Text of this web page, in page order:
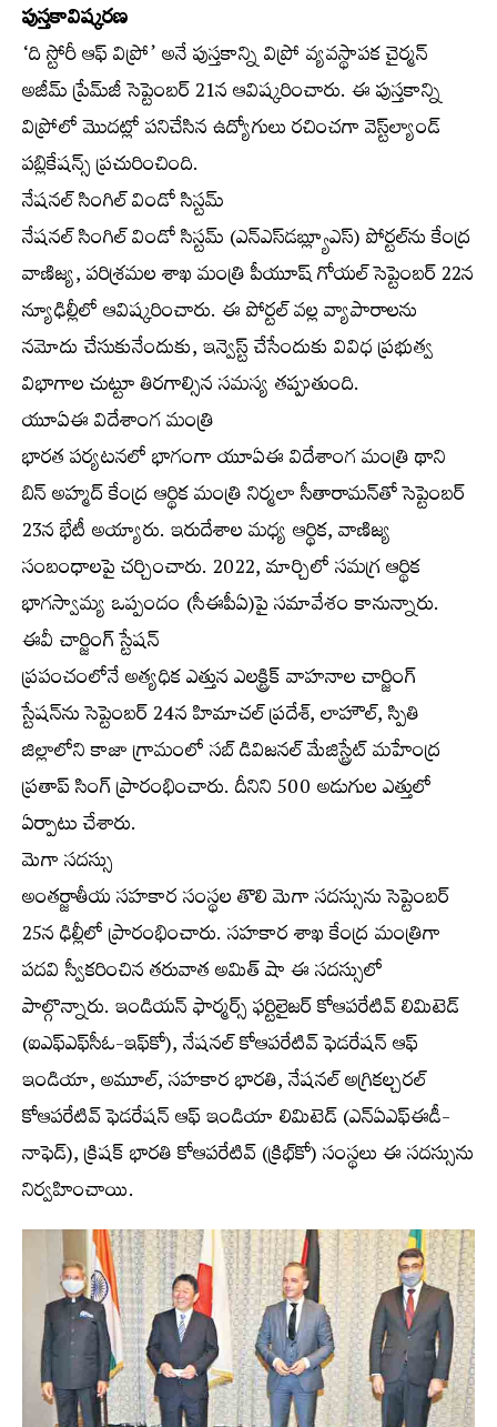
పుస్తకావిష్కరణ
‘ది స్టోరీ ఆఫ్‌ విప్రో’ అనే పుస్తకాన్ని విప్రో వ్యవస్థాపక చైర్మన్‌
అజీమ్‌ ప్రేమ్‌జీ సెప్టెంబర్‌ 21న ఆవిష్కరించారు. ఈ పుస్తకాన్ని
విప్రోలో మొదట్లో పనిచేసిన ఉద్యోగులు రచించగా వెస్ట్‌ల్యాండ్‌
పబ్లికేషన్స్‌ ప్రచురించింది.
నేషనల్‌ సింగిల్‌ విండో సిస్టమ్‌
నేషనల్‌ సింగిల్‌ విండో సిస్టమ్‌ (ఎన్‌ఎస్‌డబ్ల్యూఎస్‌) పోర్టల్‌ను కేంద్ర
వాణిజ్య, పరిశ్రమల శాఖ మంత్రి పీయూష్‌ గోయల్‌ సెప్టెంబర్‌ 22న
న్యూఢిల్లీలో ఆవిష్కరించారు. ఈ పోర్టల్‌ వల్ల వ్యాపారాలను
నమోదు చేసుకునేందుకు, ఇన్వెస్ట్‌ చేసేందుకు వివిధ ప్రభుత్వ
విభాగాల చుట్టూ తిరగాల్సిన సమస్య తప్పుతుంది.
యూఏఈ విదేశాంగ మంత్రి
భారత పర్యటనలో భాగంగా యూఏఈ విదేశాంగ మంత్రి థాని
బిన్‌ అహ్మద్‌ కేంద్ర ఆర్థిక మంత్రి నిర్మలా సీతారామన్‌తో సెప్టెంబర్‌
23న భేటీ అయ్యారు. ఇరుదేశాల మధ్య ఆర్థిక, వాణిజ్య
సంబంధాలపై చర్చించారు. 2022, మార్చిలో సమగ్ర ఆర్థిక
భాగస్వామ్య ఒప్పందం (సీఈపీఏ)పై సమావేశం కానున్నారు.
ఈవీ చార్జింగ్‌ స్టేషన్‌
ప్రపంచంలోనే అత్యధిక ఎత్తున ఎలక్ట్రిక్‌ వాహనాల చార్జింగ్‌
స్టేషన్‌ను సెప్టెంబర్‌ 24న హిమాచల్‌ ప్రదేశ్‌, లాహౌల్‌, స్పితి
జిల్లాలోని కాజా గ్రామంలో సబ్‌ డివిజనల్‌ మేజిస్ట్రేట్‌ మహేంద్ర
ప్రతాప్‌ సింగ్‌ ప్రారంభించారు. దీనిని 500 అడుగుల ఎత్తులో
ఏర్పాటు చేశారు.
మెగా సదస్సు
అంతర్జాతీయ సహకార సంస్థల తొలి మెగా సదస్సును సెప్టెంబర్‌
25న ఢిల్లీలో ప్రారంభించారు. సహకార శాఖ కేంద్ర మంత్రిగా
పదవి స్వీకరించిన తరువాత అమిత్‌ షా ఈ సదస్సులో
పాల్గొన్నారు. ఇండియన్‌ ఫార్మర్స్‌ ఫర్టిలైజర్‌ కోఆపరేటివ్‌ లిమిటెడ్‌
(ఐఎఫ్‌ఎఫ్‌సీఓ-ఇఫ్‌కో), నేషనల్‌ కోఆపరేటివ్‌ ఫెడరేషన్‌ ఆఫ్‌
ఇండియా, అమూల్‌, సహకార భారతి, నేషనల్‌ అగ్రికల్చరల్‌
కోఆపరేటివ్‌ ఫెడరేషన్‌ ఆఫ్‌ ఇండియా లిమిటెడ్‌ (ఎన్‌ఏఎఫ్‌ఈడీ-
నాఫెడ్‌), క్రిషక్‌ భారతి కోఆపరేటివ్‌ (క్రిభ్‌కో) సంస్థలు ఈ సదస్సును
నిర్వహించాయి.